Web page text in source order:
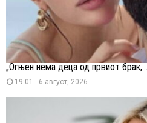
„Огњен нема деца од првиот брак,...
19:01 - 6 август, 2026